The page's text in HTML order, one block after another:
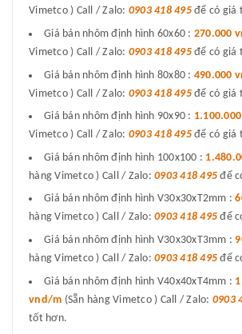
Vimetco ) Call / Zalo: 0903 418 495để có giá
Giá bán nhôm định hình 60x60 : 270.000
Vimetco ) Call / Zalo: 0903 418 495để có giá
Giá bán nhôm định hình 80x80 : 490.000
Vimetco ) Call / Zalo: 0903 418 495để có giá
Giá bán nhôm định hình 90x90 :
Vimetco ) Call / Zalo: 0903 418 495để có giá
Giá bán nhôm định hình 100x100 :
hàng Vimetco ) Call / Zalo: 0903 418 495 để
Giá bán nhôm định hình V30x30xT2mm :
hàng Vimetco ) Call / Zalo: 0903 418 495 để
Giá bán nhôm định hình V30x30xT3mm :
hàng Vimetco ) Call / Zalo: 0903 418 495 để
Giá bán nhôm định hình V40x40xT4mm :
vnd/m (Sẵn hàng Vimetco ) Call / Zalo: 0903
tốt hơn.